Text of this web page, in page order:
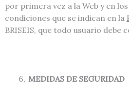
por primera vez a la Web y en
condiciones que se indican en la
BRISEIS, que todo usuario debe
MEDIDAS DE SEGURIDAD